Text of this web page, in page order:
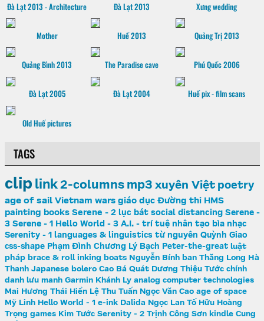
Đà Lạt 2013 - Architecture Đà Lạt 2013 Xưng wedding
Mother Huế 2013 Quảng Trị 2013
Quảng Bình 2013 The Paradise cave Phú Quốc 2006
Đà Lạt 2005 Đà Lạt 2004 Huế pix - film scans
Old Huế pictures
TAGS
clip link 2-columns mp3 xuyên Việt poetry
age of sail Vietnam wars giáo dục Đường thi HMS
painting books Serene - 2 lục bát social distancing Serene -
3 Serene - 1 Hello World - 3 A.I. - trí tuệ nhân tạo bìa nhạc
Serenity - 1 languages & linguistics từ nguyên Quỳnh Giao
css-shape Phạm Đình Chương Lý Bạch Peter-the-great luật
pháp brace & roll inking boats Nguyễn Bính ban Thăng Long Hà
Thanh Japanese bolero Cao Bá Quát Dương Thiệu Tước chính
danh lưu manh Garmin Khánh Ly analog computer technologies
Mai Hương Thái Hiền Lệ Thu Tuấn Ngọc Văn Cao age of space
Mỹ Linh Hello World - 1 e-ink Dalida Ngọc Lan Tố Hữu Hoàng
Trọng games Kim Tước Serenity - 2 Trịnh Công Sơn kindle Cung